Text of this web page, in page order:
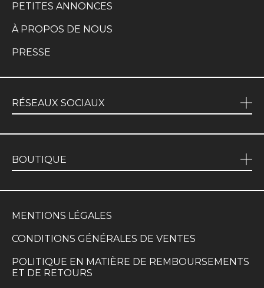
PETITES ANNONCES
À PROPOS DE NOUS
PRESSE
RÉSEAUX SOCIAUX
BOUTIQUE
MENTIONS LÉGALES
CONDITIONS GÉNÉRALES DE VENTES
POLITIQUE EN MATIÈRE DE REMBOURSEMENTS
ET DE RETOURS